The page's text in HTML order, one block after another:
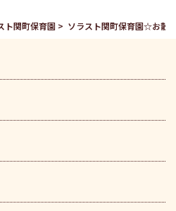
ト関町保育園 ソラスト関町保育園☆お散